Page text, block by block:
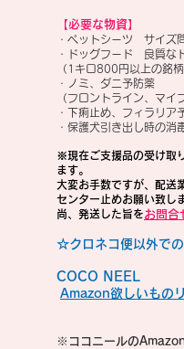
【必要な物資】
・ペットシーツ サイズ
・ドッグフード 良質な
（1キロ800円以上の銘
・ノミ、ダニ予防薬
（フロントライン、マイ
・下痢止め、フィラリア
・保護犬引き出し時の消
※現在ご支援品の受け取
ます。
大変お手数ですが、配送
センター止めお願い致し
​尚、発送した旨をお問合
☆クロネコ便以外で
COCO NEEL
Amazon欲しいもの
※ココニールの